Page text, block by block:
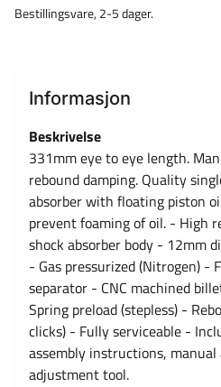
Bestillingsvare, 2-5 dager.
Informasjon
Beskrivelse
331mm eye to eye length.
rebound damping. Quality
absorber with floating piston
prevent foaming of oil. - High
shock absorber body - 12mm
- Gas pressurized (Nitrogen) -
separator - CNC machined
Spring preload (stepless) -
clicks) - Fully serviceable -
assembly instructions, manual
adjustment tool.